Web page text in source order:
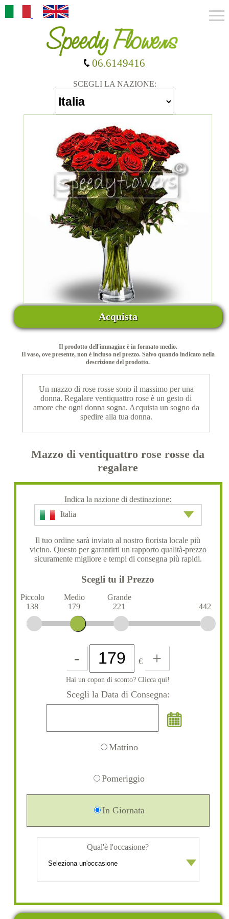
SCEGLI LA NAZIONE:
06.6149416
Acquista
Il prodotto dell'immagine è in formato medio.
Il vaso, ove presente, non è incluso nel prezzo. Salvo quando indicato nella
descrizione del prodotto.
Un mazzo di rose rosse sono il massimo per una
donna. Regalare ventiquattro rose è un gesto di
amore che ogni donna sogna. Acquista un sogno da
spedire alla tua donna.
Mazzo di ventiquattro rose rosse da
regalare
Indica la nazione di destinazione:
Italia
Il tuo ordine sarà inviato al nostro fiorista locale più
vicino. Questo per garantirti un rapporto qualità-prezzo
sicuramente migliore e tempi di consegna più rapidi.
Scegli tu il Prezzo
Piccolo
138
Medio
179
Grande
221
442
- € +
Hai un copon di sconto? Clicca qui!
Scegli la Data di Consegna:
Mattino
Pomeriggio
In Giornata
Qual'è l'occasione?